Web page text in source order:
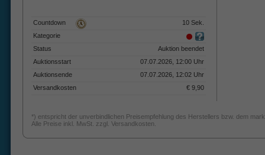
Countdown
10 Sek.
Kategorie
Status
Auktion beendet
Auktionsstart
07.07.2026, 12:00 Uhr
Auktionsende
07.07.2026, 12:02 Uhr
Versandkosten
€ 9,90
*) entspricht der unverbindlichen Preisempfehlung des Herstellers bzw. dem
Alle Preise inkl. MwSt. zzgl. Versandkosten.